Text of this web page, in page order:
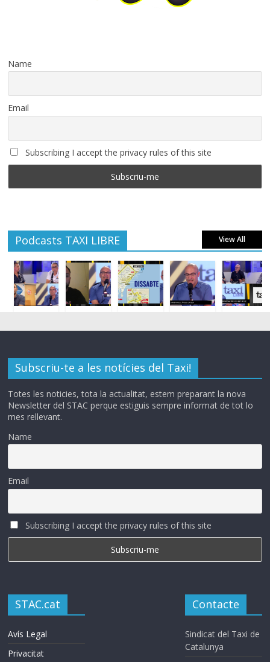
Name
Email
Subscribing I accept the privacy rules of this site
Podcasts TAXI LIBRE View All
Subscriu-te a les notícies del Taxi!
Totes les noticies, tota la actualitat, estem preparant la nova
Newsletter del STAC perque estiguis sempre informat de tot lo
mes rellevant.
Name
Email
Subscribing I accept the privacy rules of this site
STAC.cat
Avís Legal
Privacitat
Contacte
Sindicat del Taxi de
Catalunya